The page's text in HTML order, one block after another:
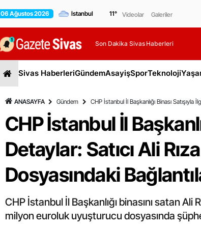
06 Ağustos 2026 11° Videolar Galeriler
Son Dakika Sivas Haberleri
Sivas HaberleriGündemAsayişSporTeknoloji
ANASAYFA Gündem CHP İstanbul İl Başkanlığı Binası Satışıyla
CHP İstanbul İl
Detaylar: Satıcı Ali
Dosyasındaki
CHP İstanbul İl Başkanlığı binasını satan
milyon euroluk uyuşturucu dosyasında